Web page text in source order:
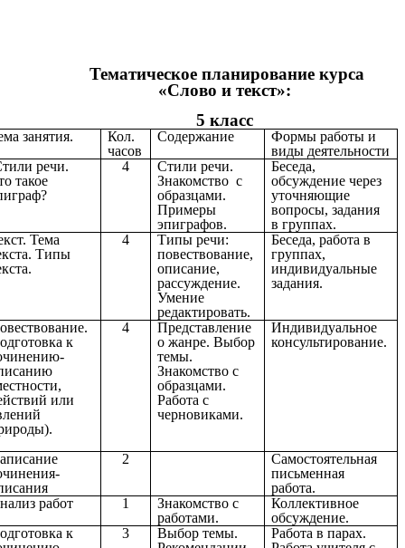
Тематическое планирование курса
«Слово и текст»:
5 класс
занятия.
Кол.
часов
Содержание
Формы работы и
виды деятельности
речи.
такое
4
Стили речи.
Знакомство с
образцами.
Примеры
эпиграфов.
Беседа,
обсуждение через
уточняющие
вопросы, задания
в группах.
Тема
Типы
4
Типы речи:
повествование,
описание,
рассуждение.
Умение
редактировать.
Беседа, работа в
группах,
индивидуальные
задания.
к
или
4
Представление
о жанре. Выбор
темы.
Знакомство с
образцами.
Работа с
черновиками.
Индивидуальное
консультирование.
2
Самостоятельная
письменная
работа.
работ
1
Знакомство с
работами.
Коллективное
обсуждение.
к
3
Выбор темы.
Работа в парах.